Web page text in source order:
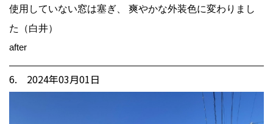
使用していない窓は塞ぎ、 爽やかな外装色に変わりまし
た（白井）
after
6. 2024年03月01日